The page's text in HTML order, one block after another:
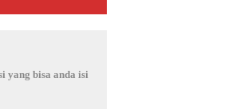
yang bisa anda isi